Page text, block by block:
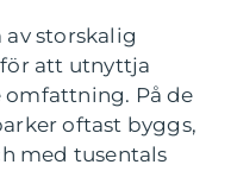
av storskalig
att utnyttja
omfattning. På de
oftast byggs,
med tusentals